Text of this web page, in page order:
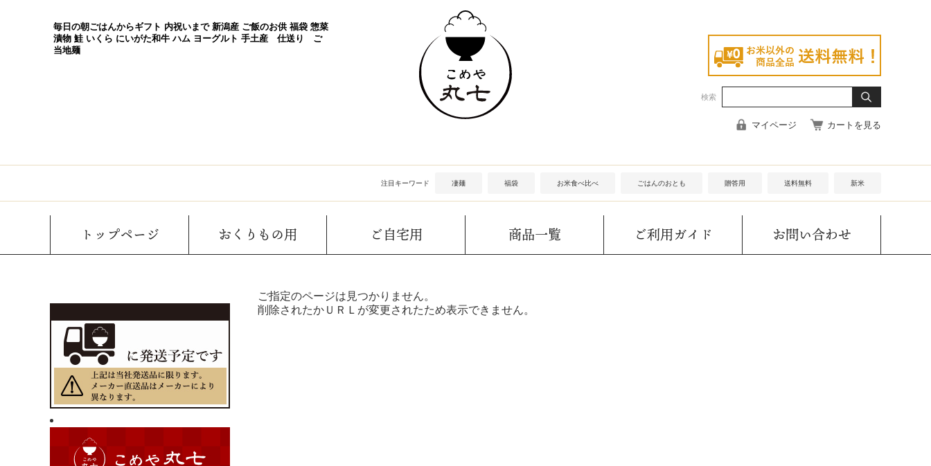
毎日の朝ごはんからギフト 内祝いまで 新潟産 ご飯のお供 福袋 惣菜
漬物 鮭 いくら にいがた和牛 ハム ヨーグルト 手土産 仕送り ご
当地麺
検索
マイページ カートを見る
注目キーワード 凄麺 福袋 お米食べ比べ ごはんのおとも 贈答用 送料無料 新米
トップページ おくりもの用 ご自宅用 商品一覧 ご利用ガイド お問い合わせ
ご指定のページは見つかりません。
削除されたかＵＲＬが変更されたため表示できません。